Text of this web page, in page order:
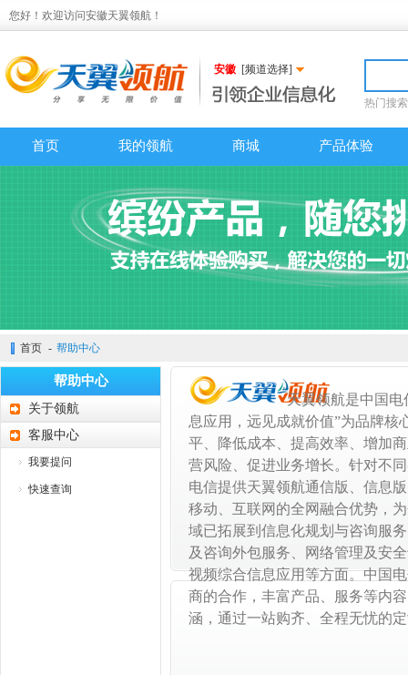
您好！欢迎访问安徽天翼领航！
安徽 [频道选择]
热门搜
首页 我的领航 商城 产品体验
首页 - 帮助中心
帮助中心
关于领航
客服中心
我要提问
快速查询
天翼领航是中国电信面向
息应用，远见成就价值”为品牌核
平、降低成本、提高效率、增加
营风险、促进业务增长。针对不
电信提供天翼领航通信版、信息
移动、互联网的全网融合优势，
域已拓展到信息化规划与咨询服
及咨询外包服务、网络管理及安
视频综合信息应用等方面。中国
商的合作，丰富产品、服务等内
涵，通过一站购齐、全程无忧的